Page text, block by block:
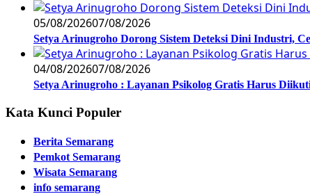
05/08/202607/08/2026
Setya Arinugroho Dorong Sistem Deteksi Dini Industri,
04/08/202607/08/2026
Setya Arinugroho : Layanan Psikolog Gratis Harus
Kata Kunci Populer
Berita Semarang
Pemkot Semarang
Wisata Semarang
info semarang